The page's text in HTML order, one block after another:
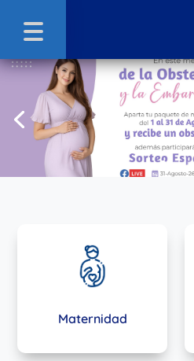
Maternidad